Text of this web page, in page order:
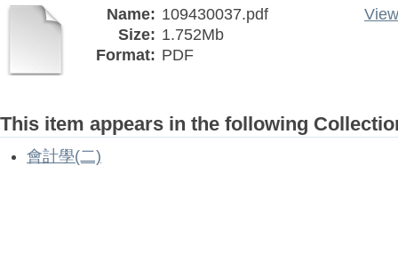
Name: 109430037.pdf
Size: 1.752Mb
Format: PDF
This item appears in the following
會計學(二)